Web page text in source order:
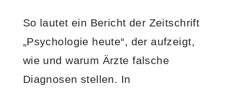
So lautet ein Bericht der Zeitschrift
„Psychologie heute“, der aufzeigt,
wie und warum Ärzte falsche
Diagnosen stellen. In